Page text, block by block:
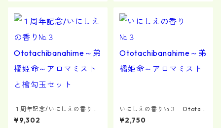
１周年記念/いにしえの香り
№３ Ototachibanahime～
弟橘姫命～アロマミストと檜
¥9,302
いにしえの香り№３ Ototac
hibanahime～弟橘姫命～アロ
マミスト
¥2,750